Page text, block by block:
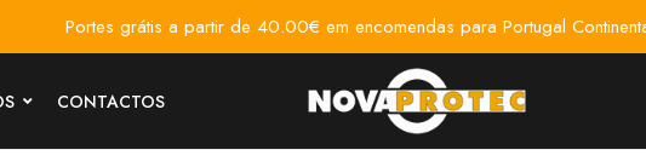
CONTACTOS
Portes grátis a partir de 40.00€ em encomendas para Portugal